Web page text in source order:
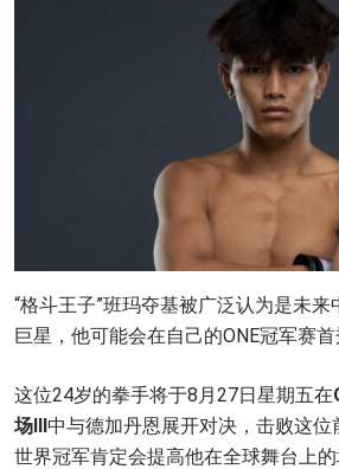
“格斗王子”班玛夺基被广泛认为是未
巨星，他可能会在自己的ONE冠军赛首
这位24岁的拳手将于8月27日星期五在
场III中与德加丹恩展开对决，击败这位
世界冠军肯定会提高他在全球舞台上的